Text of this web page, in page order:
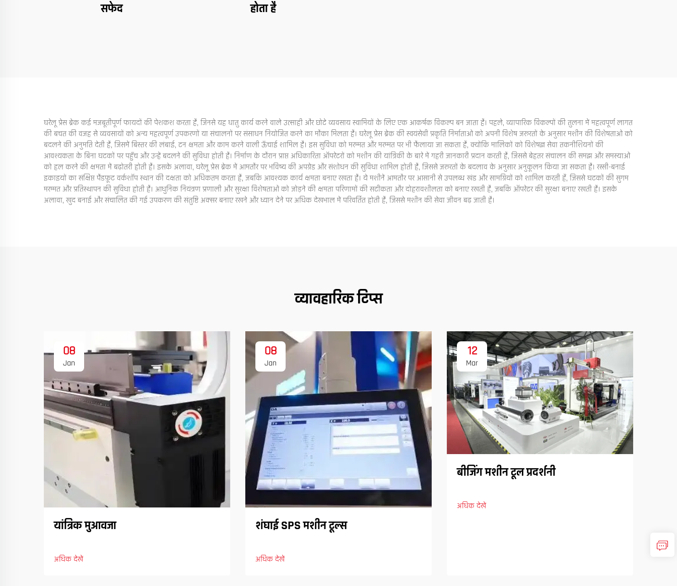
सफेद
होता है
घरेलू प्रेस ब्रेक कई मजबूतीपूर्ण फायदों की पेशकश करता है, जिनसे यह धातु कार्य करने वाले उत्साही और छोटे व्यवसाय स्वामियों के लिए एक आकर्षक विकल्प बन जाता है। पहले, व्यापारिक विकल्पों की तुलना में महत्वपूर्ण लागत
की बचत की वजह से व्यवसायों को अन्य महत्वपूर्ण उपकरणों या संचालनों पर संसाधन नियोजित करने का मौका मिलता है। घरेलू प्रेस ब्रेक की स्वयंसेवी प्रकृति निर्माताओं को अपनी विशेष जरूरतों के अनुसार मशीन की विशेषताओं को
बदलने की अनुमति देती है, जिसमें बिस्तर की लंबाई, टन क्षमता और काम करने वाली ऊँचाई शामिल है। इस सुविधा को मरम्मत और मरम्मत पर भी फैलाया जा सकता है, क्योंकि मालिकों को विशेषज्ञ सेवा तकनीशियनों की
आवश्यकता के बिना घटकों पर पहुँच और उन्हें बदलने की सुविधा होती है। निर्माण के दौरान प्राप्त अधिकारिता ऑपरेटरों को मशीन की यांत्रिकी के बारे में गहरी जानकारी प्रदान करती है, जिससे बेहतर संचालन की समझ और समस्याओं
को हल करने की क्षमता में बढ़ोतरी होती है। इसके अलावा, घरेलू प्रेस ब्रेक में आमतौर पर भविष्य की अपग्रेड और संशोधन की सुविधा शामिल होती है, जिससे जरूरतों के बदलाव के अनुसार अनुकूलन किया जा सकता है। रस्सी-बनाई
इकाइयों का संक्षिप्त पैडफ़ूट वर्कशॉप स्थान की दक्षता को अधिकतम करता है, जबकि आवश्यक कार्य क्षमता बनाए रखता है। ये मशीनें आमतौर पर आसानी से उपलब्ध खंड और सामग्रियों को शामिल करती हैं, जिससे घटकों की सुगम
मरम्मत और प्रतिस्थापन की सुविधा होती है। आधुनिक नियंत्रण प्रणाली और सुरक्षा विशेषताओं को जोड़ने की क्षमता परिणामों की सटीकता और दोहरावशीलता को बनाए रखती है, जबकि ऑपरेटर की सुरक्षा बनाए रखती है। इसके
अलावा, खुद बनाई और संचालित की गई उपकरण की संतुष्टि अक्सर बनाए रखने और ध्यान देने पर अधिक देखभाल में परिवर्तित होती है, जिससे मशीन की सेवा जीवन बढ़ जाती है।
व्यावहारिक टिप्स
08
Jan
यांत्रिक मुआवजा
अधिक देखें
08
Jan
शंघाई SPS मशीन टूल्स
अधिक देखें
12
Mar
बीजिंग मशीन टूल प्रदर्शनी
अधिक देखें